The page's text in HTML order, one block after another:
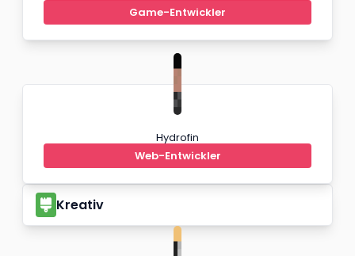
Game-Entwickler
Hydrofin
Web-Entwickler
Kreativ